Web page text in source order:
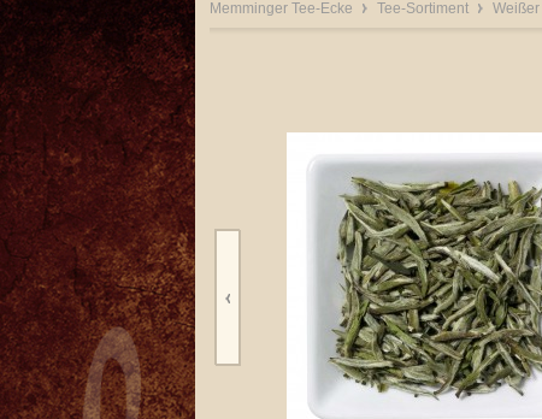
Memminger Tee-Ecke Tee-Sortiment Weißer